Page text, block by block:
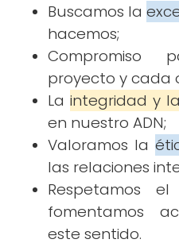
Buscamos la
hacemos;
Compromiso
proyecto y cada
La integridad y
en nuestro ADN;
Valoramos la
las relaciones
Respetamos
fomentamos
este sentido.